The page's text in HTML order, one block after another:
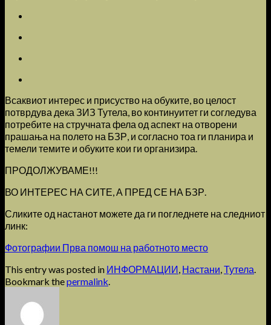
Всаквиот интерес и присуство на обуките, во целост
потврдува дека ЗИЗ Тутела, во континуитет ги согледува
потребите на стручната фела од аспект на отворени
прашања на полето на БЗР, и согласно тоа ги планира и
темели темите и обуките кои ги организира.
ПРОДОЛЖУВАМЕ!!!
ВО ИНТЕРЕС НА СИТЕ, А ПРЕД СЕ НА БЗР.
Сликите од настанот можете да ги погледнете на следниот
линк:
Фотографии Прва помош на работното место
This entry was posted in ИНФОРМАЦИИ, Настани,Тутела.
Bookmark thepermalink.